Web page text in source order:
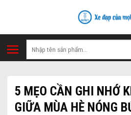
Tìm
kiếm:
5 MẸO CẦN GHI NHỚ
GIỮA MÙA HÈ NÓNG